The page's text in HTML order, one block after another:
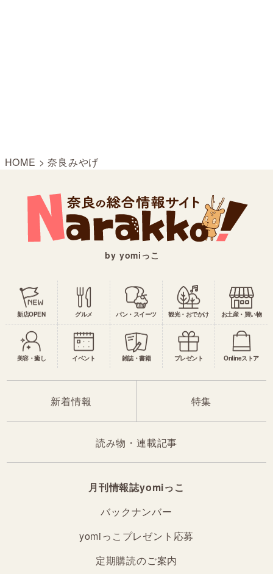
HOME >奈良みやげ
by yomiっこ
新店OPEN グルメ パン・スイーツ 観光・おでかけ お土産・買い物
美容・癒し イベント 雑誌・書籍 プレゼント Onlineストア
新着情報 特集
読み物・連載記事
月刊情報誌yomiっこ
バックナンバー
yomiっこプレゼント応募
定期購読のご案内